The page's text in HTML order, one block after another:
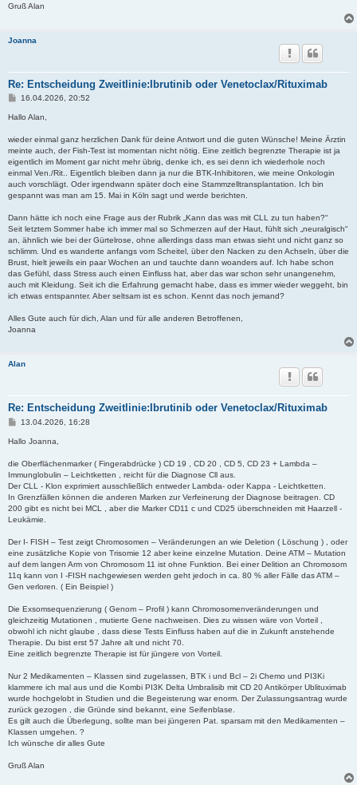
Gruß Alan
Joanna
Re: Entscheidung Zweitlinie:Ibrutinib oder Venetoclax/Rituximab
B
i
g
16.04.2026, 20:52
Hallo Alan,
wieder einmal ganz herzlichen Dank für deine Antwort und die guten Wünsche! Meine Ärztin
meinte auch, der Fish-Test ist momentan nicht nötig. Eine zeitlich begrenzte Therapie ist ja
eigentlich im Moment gar nicht mehr übrig, denke ich, es sei denn ich wiederhole noch
einmal Ven./Rit.. Eigentlich bleiben dann ja nur die BTK-Inhibitoren, wie meine Onkologin
auch vorschlägt. Oder irgendwann später doch eine Stammzelltransplantation. Ich bin
gespannt was man am 15. Mai in Köln sagt und werde berichten.
Dann hätte ich noch eine Frage aus der Rubrik „Kann das was mit CLL zu tun haben?“
Seit letztem Sommer habe ich immer mal so Schmerzen auf der Haut, fühlt sich „neuralgisch“
an, ähnlich wie bei der Gürtelrose, ohne allerdings dass man etwas sieht und nicht ganz so
schlimm. Und es wanderte anfangs vom Scheitel, über den Nacken zu den Achseln, über die
Brust, hielt jeweils ein paar Wochen an und tauchte dann woanders auf. Ich habe schon
das Gefühl, dass Stress auch einen Einfluss hat, aber das war schon sehr unangenehm,
auch mit Kleidung. Seit ich die Erfahrung gemacht habe, dass es immer wieder weggeht, bin
ich etwas entspannter. Aber seltsam ist es schon. Kennt das noch jemand?
Alles Gute auch für dich, Alan und für alle anderen Betroffenen,
Joanna
Alan
Re: Entscheidung Zweitlinie:Ibrutinib oder Venetoclax/Rituximab
B
i
a
g
13.04.2026, 16:28
Hallo Joanna,
die Oberflächenmarker ( Fingerabdrücke ) CD 19 , CD 20 , CD 5, CD 23 + Lambda –
Immunglobulin – Leichtketten , reicht für die Diagnose Cll aus.
Der CLL - Klon exprimiert ausschließlich entweder Lambda- oder Kappa - Leichtketten.
In Grenzfällen können die anderen Marken zur Verfeinerung der Diagnose beitragen. CD
200 gibt es nicht bei MCL , aber die Marker CD11 c und CD25 überschneiden mit Haarzell -
Leukämie.
Der I- FISH – Test zeigt Chromosomen – Veränderungen an wie Deletion ( Löschung ) , oder
eine zusätzliche Kopie von Trisomie 12 aber keine einzelne Mutation. Deine ATM – Mutation
auf dem langen Arm von Chromosom 11 ist ohne Funktion. Bei einer Delition an Chromosom
11q kann von I -FISH nachgewiesen werden geht jedoch in ca. 80 % aller Fälle das ATM –
Gen verloren. ( Ein Beispiel )
Die Exsomsequenzierung ( Genom – Profil ) kann Chromosomenveränderungen und
gleichzeitig Mutationen , mutierte Gene nachweisen. Dies zu wissen wäre von Vorteil ,
obwohl ich nicht glaube , dass diese Tests Einfluss haben auf die in Zukunft anstehende
Therapie. Du bist erst 57 Jahre alt und nicht 70.
Eine zeitlich begrenzte Therapie ist für jüngere von Vorteil.
Nur 2 Medikamenten – Klassen sind zugelassen, BTK i und Bcl – 2i Chemo und PI3Ki
klammere ich mal aus und die Kombi PI3K Delta Umbralisib mit CD 20 Antikörper Ublituximab
wurde hochgelobt in Studien und die Begeisterung war enorm. Der Zulassungsantrag wurde
zurück gezogen , die Gründe sind bekannt, eine Seifenblase.
Es gilt auch die Überlegung, sollte man bei jüngeren Pat. sparsam mit den Medikamenten –
Klassen umgehen. ?
Ich wünsche dir alles Gute
Gruß Alan